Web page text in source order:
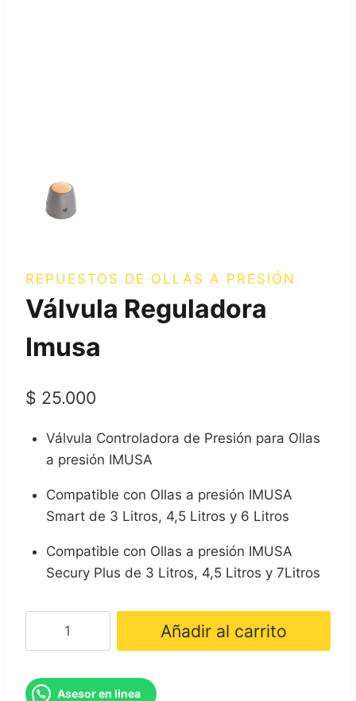
REPUESTOS DE OLLAS A PRESIÓN
Válvula Reguladora
Imusa
$ 25.000
Válvula Controladora de Presión para Ollas
a presión IMUSA
Compatible con Ollas a presión IMUSA
Smart de 3 Litros, 4,5 Litros y 6 Litros
Compatible con Ollas a presión IMUSA
Secury Plus de 3 Litros, 4,5 Litros y 7Litros
cantidad
Añadir al carrito
Asesor en linea